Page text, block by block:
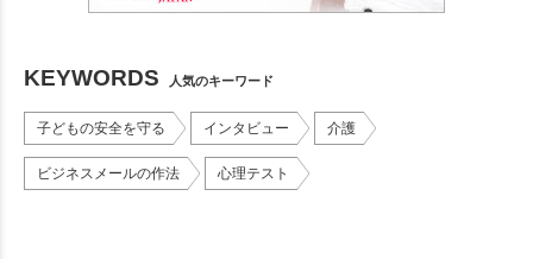
KEYWORDS 人気のキーワード
子どもの安全を守る インタビュー 介護
ビジネスメールの作法 心理テスト